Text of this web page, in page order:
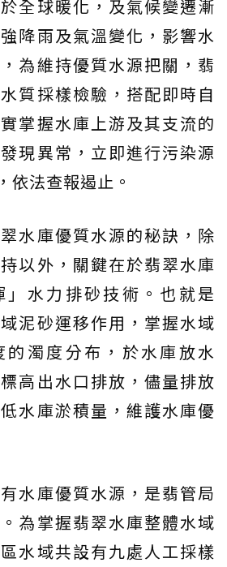
全球暖化，及氣候變遷漸
降雨及氣溫變化，影響水
為維持優質水源把關，翡
質採樣檢驗，搭配即時自
掌握水庫上游及其支流的
現異常，立即進行污染源
依法查報遏止。
水庫優質水源的秘訣，除
以外，關鍵在於翡翠水庫
」水力排砂技術。也就是
泥砂運移作用，掌握水域
的濁度分布，於水庫放水
高出水口排放，儘量排放
水庫淤積量，維護水庫優
水庫優質水源，是翡管局
為掌握翡翠水庫整體水域
水域共設有九處人工採樣